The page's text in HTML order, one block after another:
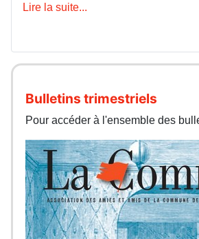
Lire la suite...
Bulletins trimestriels
Pour accéder à l'ensemble des